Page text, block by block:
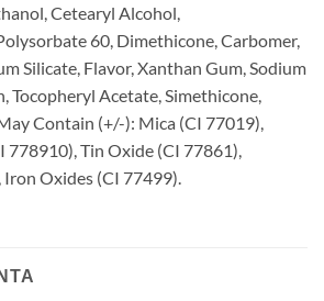
Cetearyl Alcohol,
60, Dimethicone, Carbomer,
Silicate, Flavor, Xanthan Gum, Sodium
Tocopheryl Acetate, Simethicone,
Contain (+/-): Mica (CI 77019),
778910), Tin Oxide (CI 77861),
Oxides (CI 77499).